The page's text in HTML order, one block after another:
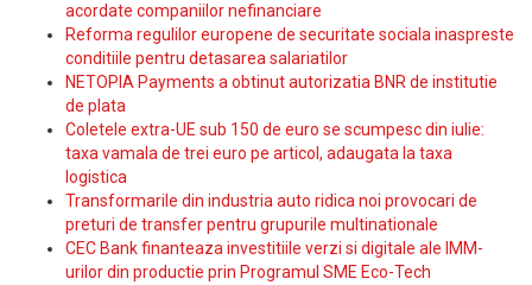
acordate companiilor nefinanciare
Reforma regulilor europene de securitate sociala inaspreste
conditiile pentru detasarea salariatilor
NETOPIA Payments a obtinut autorizatia BNR de institutie
de plata
Coletele extra-UE sub 150 de euro se scumpesc din iulie:
taxa vamala de trei euro pe articol, adaugata la taxa
logistica
Transformarile din industria auto ridica noi provocari de
preturi de transfer pentru grupurile multinationale
CEC Bank finanteaza investitiile verzi si digitale ale IMM-
urilor din productie prin Programul SME Eco-Tech